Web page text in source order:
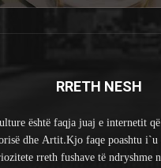
RRETH NESH
është faqja juaj e internetit
dhe Artit.Kjo faqe poashtu
rreth fushave të ndryshme